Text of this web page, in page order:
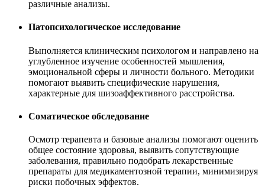
различные анализы.
Патопсихологическое исследование
Выполняется клиническим психологом и направлено на
углубленное изучение особенностей мышления,
эмоциональной сферы и личности больного. Методики
помогают выявить специфические нарушения,
характерные для шизоаффективного расстройства.
Соматическое обследование
Осмотр терапевта и базовые анализы помогают оценить
общее состояние здоровья, выявить сопутствующие
заболевания, правильно подобрать лекарственные
препараты для медикаментозной терапии, минимизируя
риски побочных эффектов.